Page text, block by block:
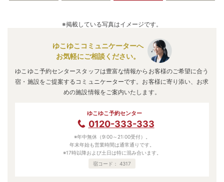
※掲載している写真はイメージです。
ゆこゆこコミュニケーターへ
お気軽にご相談ください。
ゆこゆこ予約センタースタッフは豊富な情報からお客様のご希望に合う
宿・施設をご提案するコミュニケーターです。お客様に寄り添い、お求
めの施設情報をご案内いたします。
ゆこゆこ予約センター
0120-333-333
※年中無休（9:00～21:00受付）。
年末年始も営業時間は通常通りです。
※17時以降および土日は特に混み合います。
宿コード： 4317